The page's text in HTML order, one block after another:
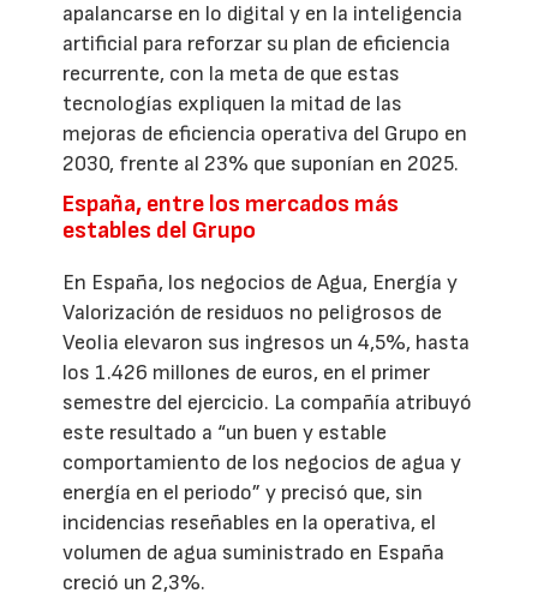
apalancarse en lo digital y en la inteligencia
artificial para reforzar su plan de eficiencia
recurrente, con la meta de que estas
tecnologías expliquen la mitad de las
mejoras de eficiencia operativa del Grupo en
2030, frente al 23% que suponían en 2025.
España, entre los mercados más
estables del Grupo
En España, los negocios de Agua, Energía y
Valorización de residuos no peligrosos de
Veolia elevaron sus ingresos un 4,5%, hasta
los 1.426 millones de euros, en el primer
semestre del ejercicio. La compañía atribuyó
este resultado a “un buen y estable
comportamiento de los negocios de agua y
energía en el periodo” y precisó que, sin
incidencias reseñables en la operativa, el
volumen de agua suministrado en España
creció un 2,3%.